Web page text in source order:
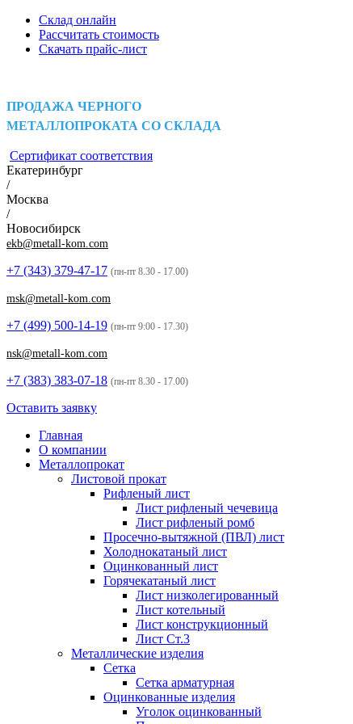
Склад онлайн
Рассчитать стоимость
Скачать прайс-лист
ПРОДАЖА ЧЕРНОГО
МЕТАЛЛОПРОКАТА СО СКЛАДА
Сертификат соответствия
Екатеринбург
/
Москва
/
Новосибирск
ekb@metall-kom.com
+7 (343) 379-47-17 (пн-пт 8.30 - 17.00)
msk@metall-kom.com
+7 (499) 500-14-19 (пн-пт 9:00 - 17.30)
nsk@metall-kom.com
+7 (383) 383-07-18 (пн-пт 8.30 - 17.00)
Оставить заявку
Главная
О компании
Металлопрокат
Листовой прокат
Рифленый лист
Лист рифленый чечевица
Лист рифленый ромб
Просечно-вытяжной (ПВЛ) лист
Холоднокатаный лист
Оцинкованный лист
Горячекатаный лист
Лист низколегированный
Лист котельный
Лист конструкционный
Лист Ст.3
Металлические изделия
Сетка
Сетка арматурная
Оцинкованные изделия
Уголок оцинкованный